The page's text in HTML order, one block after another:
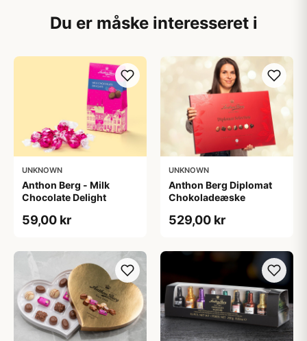
Du er måske interesseret i
UNKNOWN
Anthon Berg - Milk
Chocolate Delight
59,00 kr
UNKNOWN
Anthon Berg Diplomat
Chokoladeæske
529,00 kr